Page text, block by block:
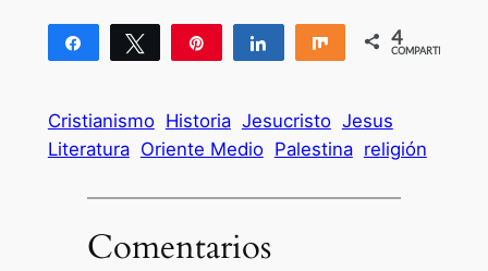
Compartir Twittear Compartir Compartir
4
COMPARTIR
Cristianismo Historia Jesucristo Jesus
Literatura Oriente Medio Palestina religión
Comentarios